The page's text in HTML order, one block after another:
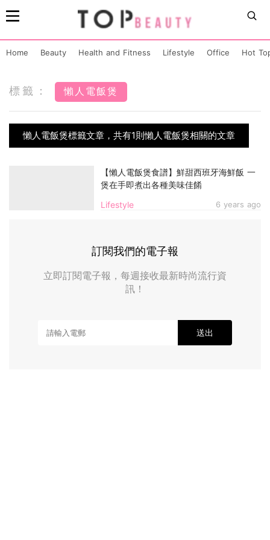
Home Beauty Health and Fitness Lifestyle Office Hot
標籤： 懶人電飯煲
懶人電飯煲標籤文章，共有1則懶人電飯煲相關的文章
Lifestyle 6 years ago
【懶人電飯煲食譜】鮮甜西班牙海鮮飯 一
煲在手即煮出各種美味佳餚
訂閱我們的電子報
立即訂閱電子報，每週接收最新時尚流行資
訊！
送出